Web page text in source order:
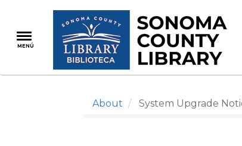
contenido
principal
MENÚ
About System Upgrade